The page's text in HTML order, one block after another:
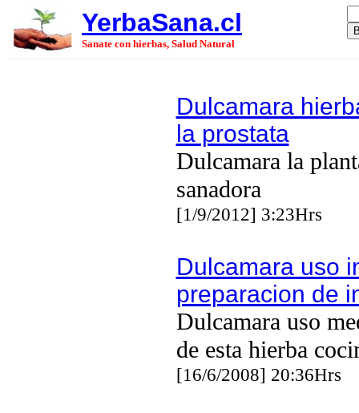
YerbaSana.cl
Sanate con hierbas, Salud Natural
Dulcamara
la prostata
Dulcamara la
sanadora
[1/9/2012] 3:23Hrs
Dulcamara uso
preparacion de
Dulcamara uso
de esta hierba
[16/6/2008] 20:36Hrs